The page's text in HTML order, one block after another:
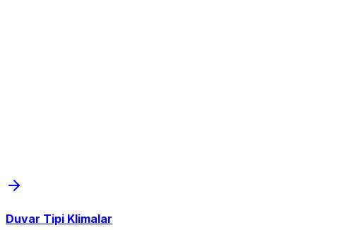
Duvar Tipi Klimalar